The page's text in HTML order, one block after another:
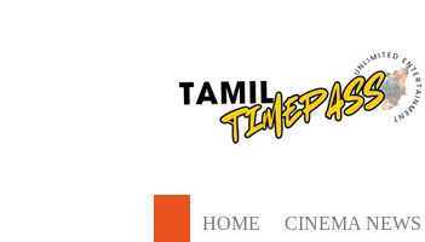
HOME CINEMA NEWS